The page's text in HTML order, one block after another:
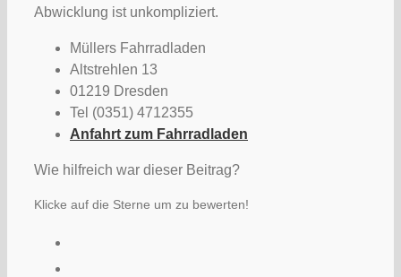
Abwicklung ist unkompliziert.
Müllers Fahrradladen
Altstrehlen 13
01219 Dresden
Tel (0351) 4712355
Anfahrt zum Fahrradladen
Wie hilfreich war dieser Beitrag?
Klicke auf die Sterne um zu bewerten!